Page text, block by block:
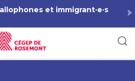
et immigrant·e·s